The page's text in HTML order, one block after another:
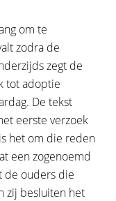
om te
zodra de
zegt de
tot adoptie
De tekst
eerste verzoek
het om die reden
een zogenoemd
de ouders die
zij besluiten het